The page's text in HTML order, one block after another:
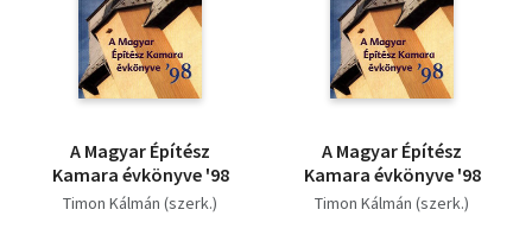
A Magyar Építész
Kamara évkönyve '98
Timon Kálmán (szerk.)
A Magyar Építész
Kamara évkönyve '98
Timon Kálmán (szerk.)